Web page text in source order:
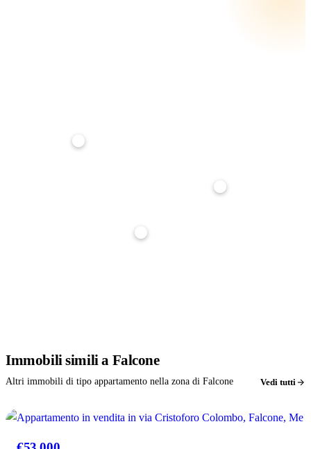
Immobilisimili a Falcone
Altri immobili di tipo appartamento nella zona di Falcone Vedi tutti
VENDITA